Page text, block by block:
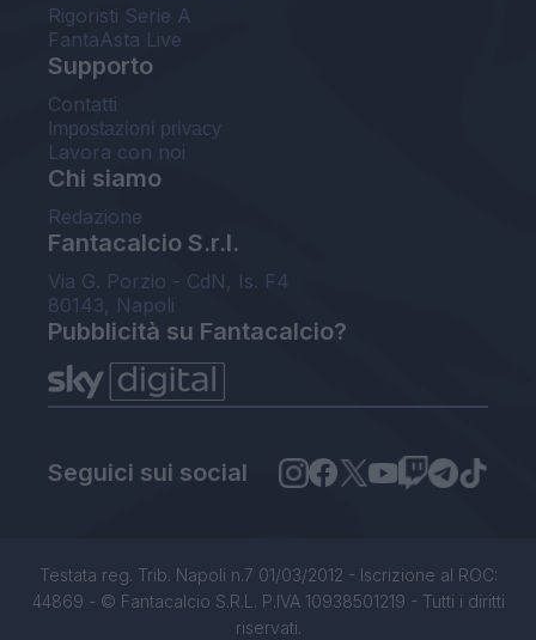
Rigoristi Serie A
FantaAsta Live
Supporto
Contatti
Impostazioni privacy
Lavora con noi
Chi siamo
Redazione
Fantacalcio S.r.l.
Via G. Porzio - CdN, Is. F4
80143, Napoli
Pubblicità su Fantacalcio?
Seguici sui social
Testata reg. Trib. Napoli n.7 01/03/2012 - Iscrizione al ROC:
44869 - © Fantacalcio S.R.L. P.IVA 10938501219 - Tutti i diritti
riservati.